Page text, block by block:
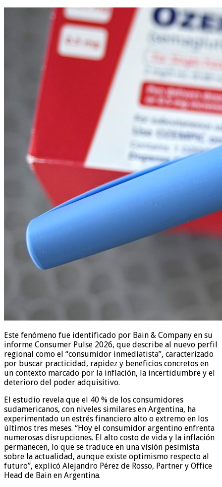
Este fenómeno fue identificado por Bain & Company en su
informe Consumer Pulse 2026, que describe al nuevo perfil
regional como el “consumidor inmediatista”, caracterizado
por buscar practicidad, rapidez y beneficios concretos en
un contexto marcado por la inflación, la incertidumbre y el
deterioro del poder adquisitivo.
El estudio revela que el 40 % de los consumidores
sudamericanos, con niveles similares en Argentina, ha
experimentado un estrés financiero alto o extremo en los
últimos tres meses. “Hoy el consumidor argentino enfrenta
numerosas disrupciones. El alto costo de vida y la inflación
permanecen, lo que se traduce en una visión pesimista
sobre la actualidad, aunque existe optimismo respecto al
futuro”, explicó Alejandro Pérez de Rosso, Partner y Office
Head de Bain en Argentina.